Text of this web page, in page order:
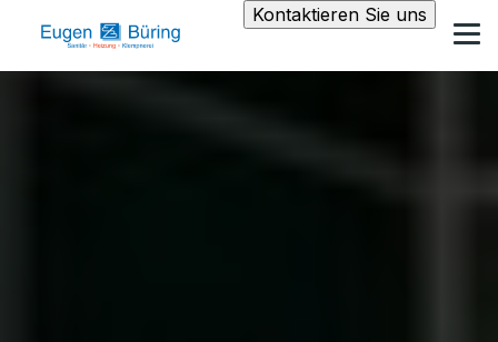
Kontaktieren Sie uns